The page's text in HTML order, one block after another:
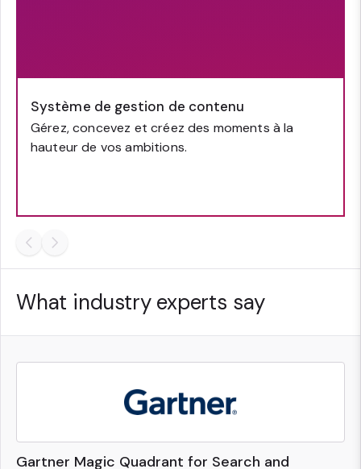
Système de gestion de contenu
Gérez, concevez et créez des moments à la
hauteur de vos ambitions.
What industry experts say
Gartner Magic Quadrant for Search and